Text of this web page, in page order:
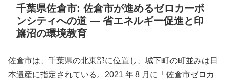
千葉県佐倉市: 佐倉市が進めるゼロカーボ
ンシティへの道 — 省エネルギー促進と印
旛沼の環境教育
佐倉市は、千葉県の北東部に位置し、城下町の町並みは日
本遺産に指定されている。2021 年 8 月に「佐倉市ゼロカ